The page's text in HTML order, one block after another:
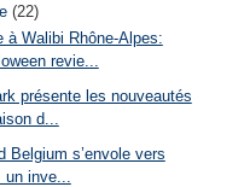
(22)
à Walibi Rhône-Alpes:
revie...
présente les nouveautés
d...
Belgium s’envole vers
un inve...